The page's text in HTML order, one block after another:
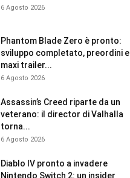
6 Agosto 2026
Phantom Blade Zero è pronto:
sviluppo completato, preordini e
maxi trailer...
6 Agosto 2026
Assassin’s Creed riparte da un
veterano: il director di Valhalla
torna...
6 Agosto 2026
Diablo IV pronto a invadere
Nintendo Switch 2: un insider